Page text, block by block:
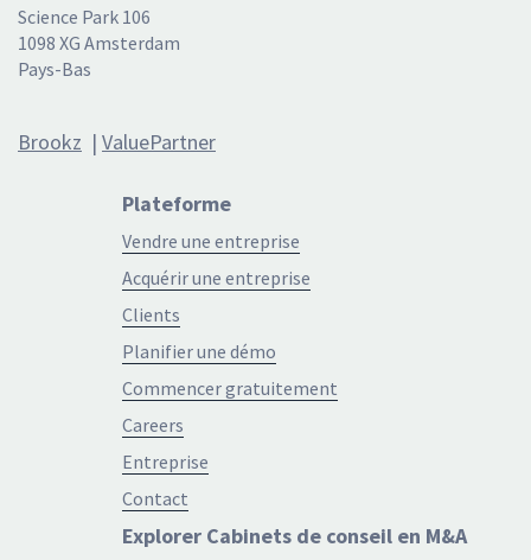
Science Park 106
1098 XG Amsterdam
Pays-Bas
Brookz | ValuePartner
Plateforme
Vendre une entreprise
Acquérir une entreprise
Clients
Planifier une démo
Commencer gratuitement
Careers
Entreprise
Contact
Explorer Cabinets de conseil en M&A